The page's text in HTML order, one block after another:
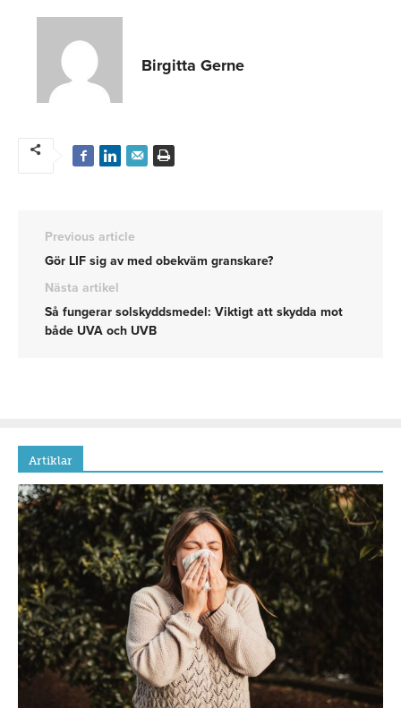
Birgitta Gerne
Previous article
Gör LIF sig av med obekväm granskare?
Nästa artikel
Så fungerar solskyddsmedel: Viktigt att skydda mot
både UVA och UVB
Artiklar